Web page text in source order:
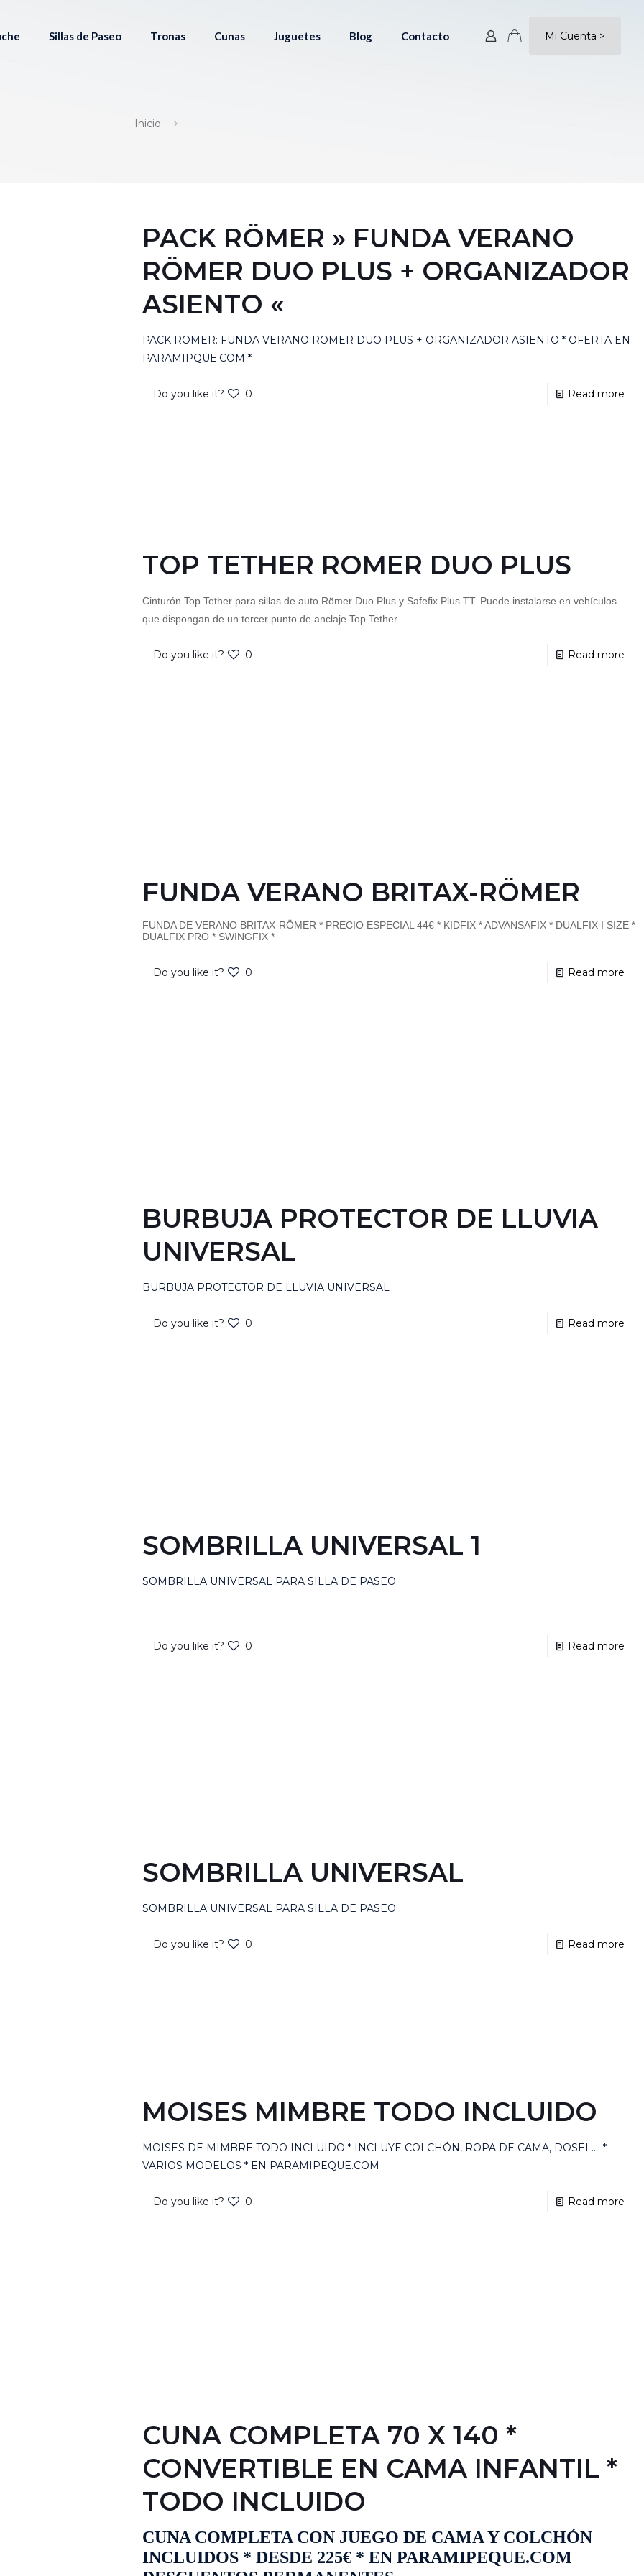
Sillas de Paseo Tronas Cunas Juguetes Blog Contacto Mi Cuenta >
Inicio
PACK RÖMER » FUNDA VERANO
RÖMER DUO PLUS + ORGANIZADOR
ASIENTO «
PACK ROMER: FUNDA VERANO ROMER DUO PLUS + ORGANIZADOR ASIENTO * OFERTA EN
PARAMIPQUE.COM *
Do you like it? 0 Read more
TOP TETHER ROMER DUO PLUS
Cinturón Top Tether para sillas de auto Römer Duo Plus y Safefix Plus TT. Puede instalarse en vehículos
que dispongan de un tercer punto de anclaje Top Tether.
Do you like it? 0 Read more
FUNDA VERANO BRITAX-RÖMER
FUNDA DE VERANO BRITAX RÖMER * PRECIO ESPECIAL 44€ * KIDFIX * ADVANSAFIX * DUALFIX I SIZE *
DUALFIX PRO * SWINGFIX *
Do you like it? 0 Read more
BURBUJA PROTECTOR DE LLUVIA
UNIVERSAL
BURBUJA PROTECTOR DE LLUVIA UNIVERSAL
Do you like it? 0 Read more
SOMBRILLA UNIVERSAL 1
SOMBRILLA UNIVERSAL PARA SILLA DE PASEO
Do you like it? 0 Read more
SOMBRILLA UNIVERSAL
SOMBRILLA UNIVERSAL PARA SILLA DE PASEO
Do you like it? 0 Read more
MOISES MIMBRE TODO INCLUIDO
MOISES DE MIMBRE TODO INCLUIDO * INCLUYE COLCHÓN, ROPA DE CAMA, DOSEL.... *
VARIOS MODELOS * EN PARAMIPEQUE.COM
Do you like it? 0 Read more
CUNA COMPLETA 70 X 140 *
CONVERTIBLE EN CAMA INFANTIL *
TODO INCLUIDO
CUNA COMPLETA CON JUEGO DE CAMA Y COLCHÓN
INCLUIDOS * DESDE 225€ * EN PARAMIPEQUE.COM